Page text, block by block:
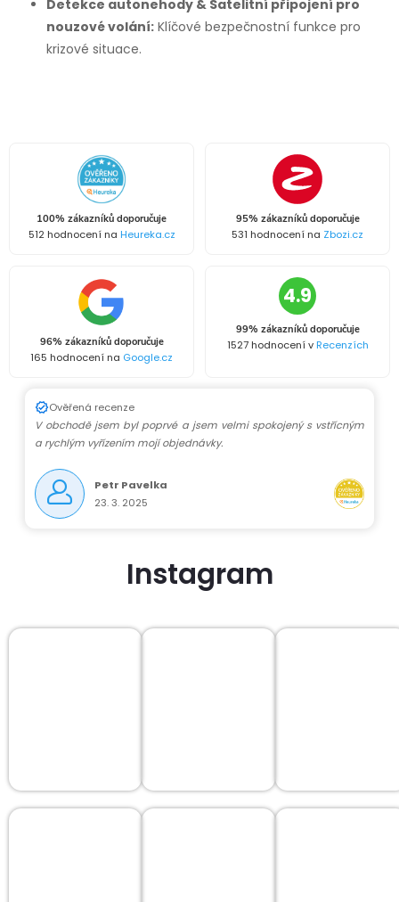
Detekce autonehody & Satelitní připojení pro
nouzové volání: Klíčové bezpečnostní funkce pro
krizové situace.
100% zákazníků doporučuje
512 hodnocení na Heureka.cz
95% zákazníků doporučuje
531 hodnocení na Zbozi.cz
96% zákazníků doporučuje
165 hodnocení na Google.cz
4.9
99% zákazníků doporučuje
1527 hodnocení vRecenzích
Ověřená recenze
V obchodě jsem byl poprvé a jsem velmi spokojený s vstřícným
a rychlým vyřízením mojí objednávky.
Petr Pavelka
23. 3. 2025
Instagram